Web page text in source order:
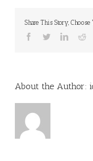
Share This Story, Choose
Facebook
TwitterLinkedin
About the Author: